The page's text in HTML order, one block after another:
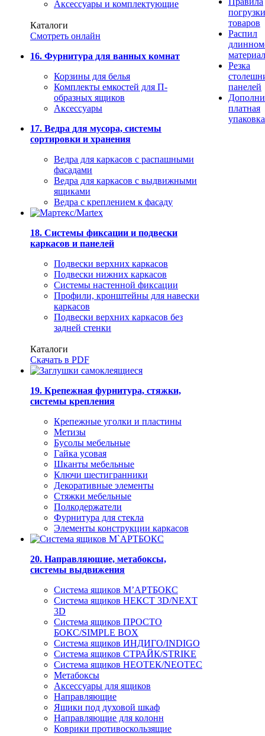
Аксессуары и комплектующие
Каталоги
Смотреть онлайн
16. Фурнитура для ванных комнат
Корзины для белья
Комплекты емкостей для П-
образных ящиков
Аксессуары
17. Ведра для мусора, системы
сортировки и хранения
Ведра для каркасов с распашными
фасадами
Ведра для каркасов с выдвижными
ящиками
Ведра с креплением к фасаду
18. Системы фиксации и подвески
каркасов и панелей
Подвески верхних каркасов
Подвески нижних каркасов
Системы настенной фиксации
Профили, кронштейны для навески
каркасов
Подвески верхних каркасов без
задней стенки
Каталоги
Скачать в PDF
19. Крепежная фурнитура, стяжки,
системы крепления
Крепежные уголки и пластины
Метизы
Бусолы мебельные
Гайка усовая
Шканты мебельные
Ключи шестигранники
Декоративные элементы
Стяжки мебельные
Полкодержатели
Фурнитура для стекла
Элементы конструкции каркасов
20. Направляющие, метабоксы,
системы выдвижения
Система ящиков М’АРТБОКС
Система ящиков НЕКСТ 3D/NEXT
3D
Система ящиков ПРОСТО
БОКС/SIMPLE BOX
Система ящиков ИНДИГО/INDIGO
Система ящиков СТРАЙК/STRIKE
Система ящиков НЕОТЕК/NEOTEC
Метабоксы
Аксессуары для ящиков
Направляющие
Ящики под духовой шкаф
Направляющие для колонн
Коврики противоскользящие
погрузки
товаров
Распил
Резка
панелей
платная
упаковка